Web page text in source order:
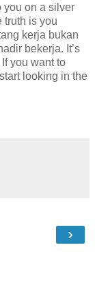
you on a silver
truth is you
kerja bukan
bekerja. It’s
you want to
looking in the
›